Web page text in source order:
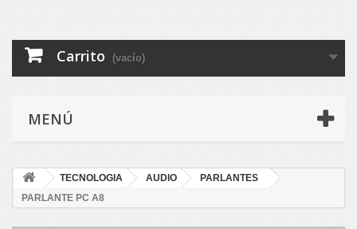
Carrito (vacío)
MENÚ
TECNOLOGIA AUDIO
PARLANTES
PARLANTE PC A8